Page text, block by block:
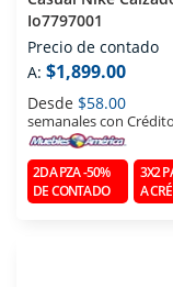
Io7797001
Precio de contado
A: $1,899.00
Desde $58.00
semanales con Crédito
2DA PZA -50%
DE CONTADO
3X2
A